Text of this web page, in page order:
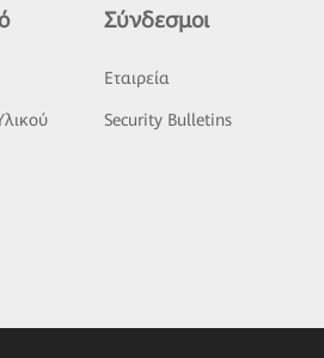
Σύνδεσμοι
Εταιρεία
Security Bulletins